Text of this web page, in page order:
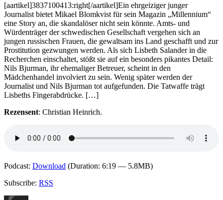
[aartikel]3837100413:right[/aartikel]Ein ehrgeiziger junger
Journalist bietet Mikael Blomkvist für sein Magazin „Millennium“
eine Story an, die skandalöser nicht sein könnte. Amts- und
Würdenträger der schwedischen Gesellschaft vergehen sich an
jungen russischen Frauen, die gewaltsam ins Land geschafft und zur
Prostitution gezwungen werden. Als sich Lisbeth Salander in die
Recherchen einschaltet, stößt sie auf ein besonders pikantes Detail:
Nils Bjurman, ihr ehemaliger Betreuer, scheint in den
Mädchenhandel involviert zu sein. Wenig später werden der
Journalist und Nils Bjurman tot aufgefunden. Die Tatwaffe trägt
Lisbeths Fingerabdrücke. […]
Rezensent: Christian Heinrich.
Podcast: Download (Duration: 6:19 — 5.8MB)
Subscribe: RSS